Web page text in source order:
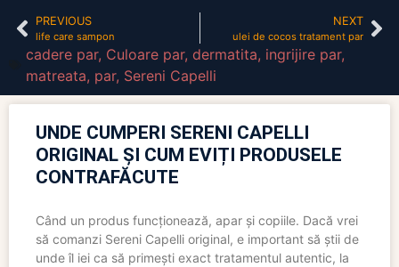
PREVIOUS
life care sampon
NEXT
ulei de cocos tratament par
cadere par, Culoare par, dermatita, ingrijire par,
matreata, par, Sereni Capelli
UNDE CUMPERI SERENI CAPELLI
ORIGINAL ȘI CUM EVIȚI PRODUSELE
CONTRAFĂCUTE
Când un produs funcționează, apar și copiile. Dacă vrei
să comanzi Sereni Capelli original, e important să știi de
unde îl iei ca să primești exact tratamentul autentic, la